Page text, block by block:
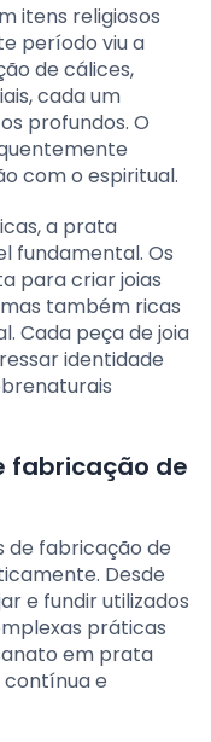
itens religiosos
período viu a
de cálices,
cada um
profundos. O
com o espiritual.
a prata
fundamental. Os
para criar joias
também ricas
Cada peça de joia
identidade
fabricação de
de fabricação de
Desde
e fundir utilizados
práticas
em prata
contínua e